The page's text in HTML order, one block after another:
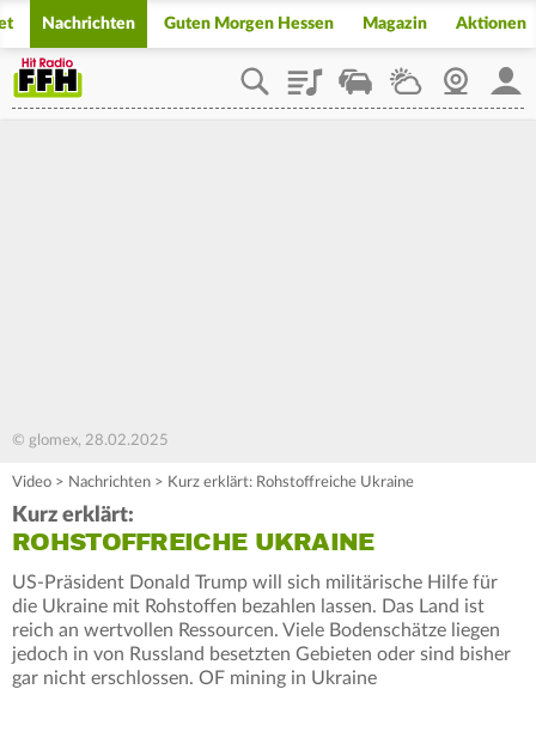
Nachrichten Guten Morgen Hessen Magazin Aktionen
PlaylistStaupilotWetterWebcam
© glomex, 28.02.2025
Video > Nachrichten > Kurz erklärt: Rohstoffreiche Ukraine
Kurz erklärt:
ROHSTOFFREICHE UKRAINE
US-Präsident Donald Trump will sich militärische Hilfe für
die Ukraine mit Rohstoffen bezahlen lassen. Das Land ist
reich an wertvollen Ressourcen. Viele Bodenschätze liegen
jedoch in von Russland besetzten Gebieten oder sind bisher
gar nicht erschlossen. OF mining in Ukraine